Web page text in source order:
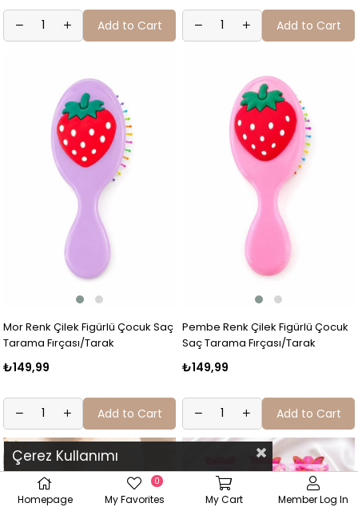
Add to Cart Add to Cart
Mor Renk Çilek Figürlü Çocuk Saç
Tarama Fırçası/Tarak
₺149,99
Add to Cart
Pembe Renk Çilek Figürlü Çocuk
Saç Tarama Fırçası/Tarak
₺149,99
Add to Cart
Çerez Kullanımı
Homepage My Favorites
0
My Cart Member Log In